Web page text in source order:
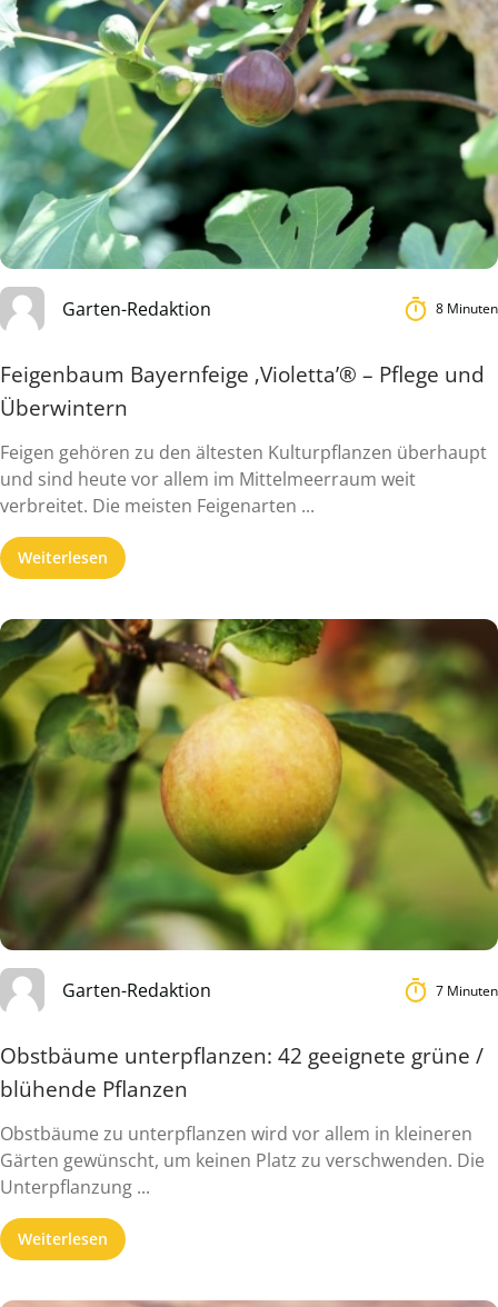
Garten-Redaktion 8 Minuten
Feigenbaum Bayernfeige ‚Violetta’® – Pflege und
Überwintern
Feigen gehören zu den ältesten Kulturpflanzen überhaupt
und sind heute vor allem im Mittelmeerraum weit
verbreitet. Die meisten Feigenarten ...
Weiterlesen
Garten-Redaktion 7 Minuten
Obstbäume unterpflanzen: 42 geeignete grüne /
blühende Pflanzen
Obstbäume zu unterpflanzen wird vor allem in kleineren
Gärten gewünscht, um keinen Platz zu verschwenden. Die
Unterpflanzung ...
Weiterlesen